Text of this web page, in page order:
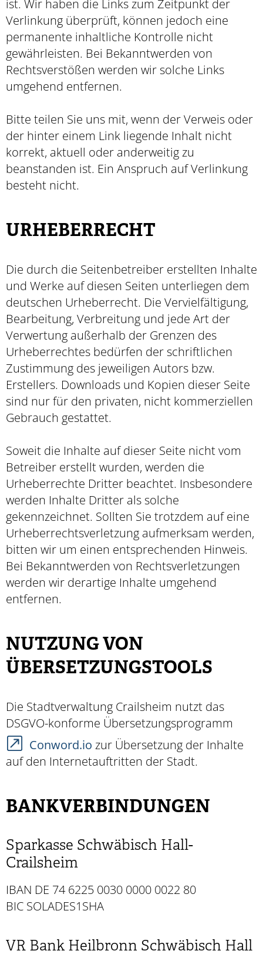
ist. Wir haben die Links zum Zeitpunkt der
Verlinkung überprüft, können jedoch eine
permanente inhaltliche Kontrolle nicht
gewährleisten. Bei Bekanntwerden von
Rechtsverstößen werden wir solche Links
umgehend entfernen.
Bitte teilen Sie uns mit, wenn der Verweis oder
der hinter einem Link liegende Inhalt nicht
korrekt, aktuell oder anderweitig zu
beanstanden ist. Ein Anspruch auf Verlinkung
besteht nicht.
URHEBERRECHT
Die durch die Seitenbetreiber erstellten Inhalte
und Werke auf diesen Seiten unterliegen dem
deutschen Urheberrecht. Die Vervielfältigung,
Bearbeitung, Verbreitung und jede Art der
Verwertung außerhalb der Grenzen des
Urheberrechtes bedürfen der schriftlichen
Zustimmung des jeweiligen Autors bzw.
Erstellers. Downloads und Kopien dieser Seite
sind nur für den privaten, nicht kommerziellen
Gebrauch gestattet.
Soweit die Inhalte auf dieser Seite nicht vom
Betreiber erstellt wurden, werden die
Urheberrechte Dritter beachtet. Insbesondere
werden Inhalte Dritter als solche
gekennzeichnet. Sollten Sie trotzdem auf eine
Urheberrechtsverletzung aufmerksam werden,
bitten wir um einen entsprechenden Hinweis.
Bei Bekanntwerden von Rechtsverletzungen
werden wir derartige Inhalte umgehend
entfernen.
NUTZUNG VON
ÜBERSETZUNGSTOOLS
Die Stadtverwaltung Crailsheim nutzt das
DSGVO-konforme Übersetzungsprogramm
Conword.io zur Übersetzung der Inhalte
auf den Internetauftritten der Stadt.
BANKVERBINDUNGEN
Sparkasse Schwäbisch Hall-
Crailsheim
IBAN DE 74 6225 0030 0000 0022 80
BIC SOLADES1SHA
VR Bank Heilbronn Schwäbisch Hall